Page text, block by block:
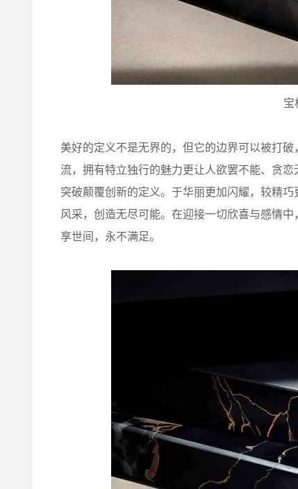
宝
美好的定义不是无界的，但它的边界可以被打
流，拥有特立独行的魅力更让人欲罢不能、贪
突破颠覆创新的定义。于华丽更加闪耀，较精
风采，创造无尽可能。在迎接一切欣喜与感情
享世间，永不满足。